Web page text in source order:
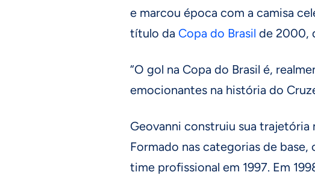
e marcou época com a camisa
título da Copa do Brasil de 2000,
“O gol na Copa do Brasil é,
emocionantes na história do
Geovanni construiu sua trajetória
Formado nas categorias de
time profissional em 1997. Em